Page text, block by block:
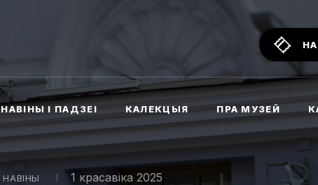
НАВІНЫ І ПАДЗЕІ КАЛЕКЦЫЯ ПРА МУЗЕЙ
НАВІНЫ 1 красавіка 2025